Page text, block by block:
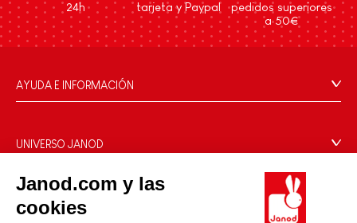
Janod.com y las
cookies
24h
tarjeta y Paypal
pedidos superiores
a 50€
AYUDA E INFORMACIÓN
Preguntas más frecuentes
Tiendas
Retirada de productos
UNIVERSO JANOD
NUESTROS SERVICIOS